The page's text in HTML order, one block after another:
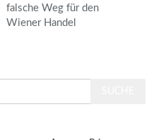
falsche Weg für den
Wiener Handel